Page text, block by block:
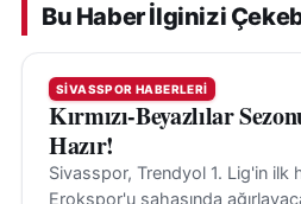
Bu Haber İlginizi
SIVASSPOR HABERLERI
Kırmızı-Beyazlılar
Hazır!
Sivasspor, Trendyol 1. Lig'in ilk
Erokspor'u sahasında